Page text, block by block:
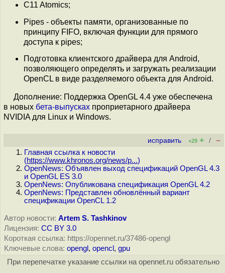
C11 Atomics;
Pipes - объекты памяти, организованные по
принципу FIFO, включая функции для прямого
доступа к pipes;
Подготовка клиентского драйвера для Android,
позволяющего определять и загружать реализации
OpenCL в виде разделяемого объекта для Android.
Дополнение: Поддержка OpenGL 4.4 уже обеспечена
в новых бета-выпусках проприетарного драйвера
NVIDIA для Linux и Windows.
исправить +29 + / –
Главная ссылка к новости
(https://www.khronos.org/news/p...)
OpenNews: Объявлен выход спецификаций OpenGL 4.3
и OpenGL ES 3.0
OpenNews: Опубликована спецификация OpenGL 4.2
OpenNews: Представлен обновлённый вариант
спецификации OpenCL 1.2
Автор новости: Artem S. Tashkinov
Лицензия: CC BY 3.0
Короткая ссылка: https://opennet.ru/37486-opengl
Ключевые слова: opengl , opencl , gpu
При перепечатке указание ссылки на opennet.ru обязательно